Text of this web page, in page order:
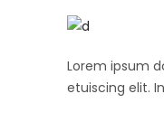
Lorem ipsum
etuiscing elit.